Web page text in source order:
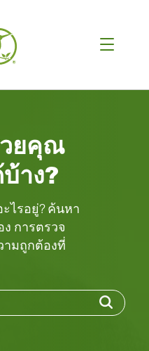
วยคุณ
าง?
ไรอยู่? ค้นหา
การตรวจ
ามถูกต้องที่